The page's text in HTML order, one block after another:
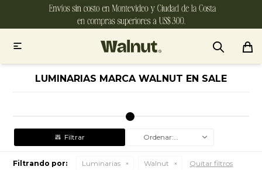

LUMINARIAS MARCA WALNUT EN SALE
Recomendados
Filtrando por: Luminarias Walnut Quitar filtros